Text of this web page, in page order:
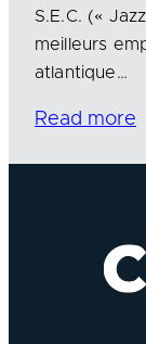
S.E.C. («
meilleurs
atlantique…
Read more